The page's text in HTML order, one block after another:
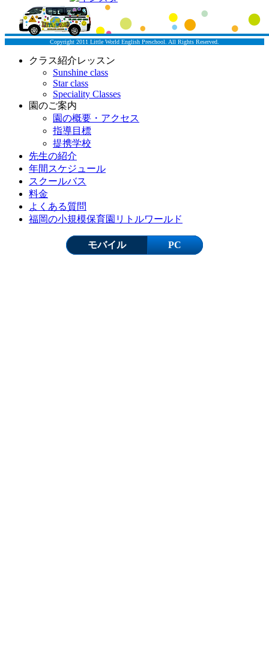
Copyright 2011 Little World English Preschool. All Rights Reserved.
クラス紹介レッスン
Sunshine class
Star class
Speciality Classes
園のご案内
園の概要・アクセス
指導目標
提携学校
先生の紹介
年間スケジュール
スクールバス
料金
よくある質問
福岡の小規模保育園リトルワールド
モバイル PC